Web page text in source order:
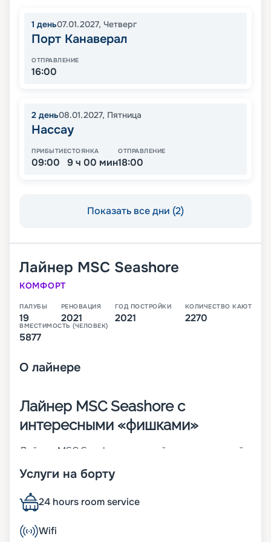
1 день07.01.2027, Четверг
Порт Канаверал
ОТПРАВЛЕНИЕ
16:00
2 день08.01.2027, Пятница
Нассау
ПРИБЫТИЕ
09:00
СТОЯНКА
9 ч 00 мин
ОТПРАВЛЕНИЕ
18:00
Показать все дни (2)
Лайнер MSC Seashore
КОМФОРТ
ПАЛУБЫ
19
РЕНОВАЦИЯ
2021
ГОД ПОСТРОЙКИ
2021
КОЛИЧЕСТВО КАЮТ
2270
ВМЕСТИМОСТЬ (ЧЕЛОВЕК)
5877
О лайнере
Лайнер MSC Seashore с
интересными «фишками»
Лайнер MSC Seashore – третий инновационный
плавание по Средиземному морю он отправился
классов может разместиться до 5 877 человек.
Причем на этом лайнере больше всего номеров
с индивидуальными балконами. Другие
особенности 19-палубного судна:
Услуги на борту
24 hours room service
Wifi